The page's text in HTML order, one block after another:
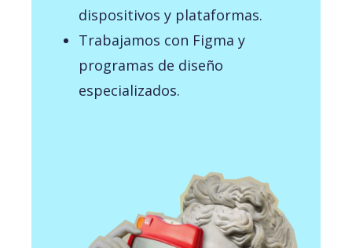
dispositivos y plataformas.
Trabajamos con Figma y
programas de diseño
especializados.